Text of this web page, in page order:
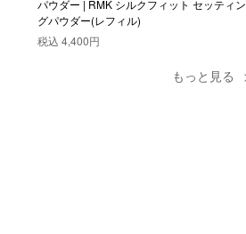
パウダー | RMK シルクフィット セッティン
グパウダー(レフィル)
税込 4,400円
もっと見る